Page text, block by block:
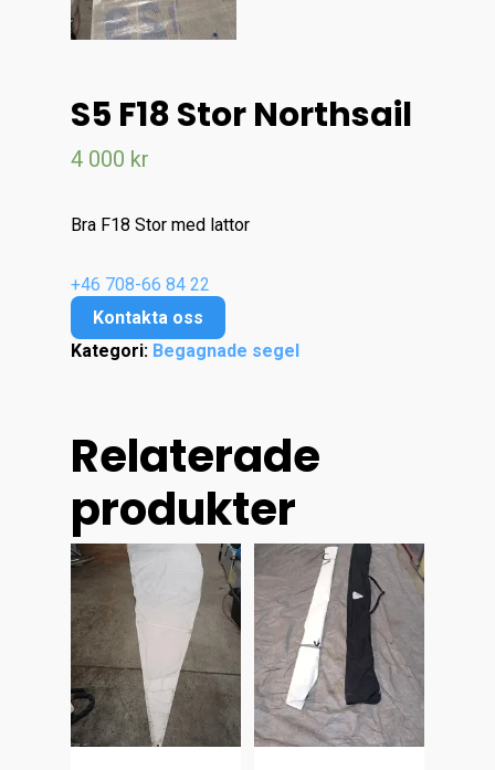
S5 F18 Stor Northsail
4 000 kr
Bra F18 Stor med lattor
+46 708-66 84 22
Kontakta oss
Kategori: Begagnade segel
Relaterade
produkter